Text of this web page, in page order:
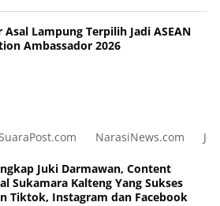
Lampung Terpilih Jadi ASEAN
Ambassador 2026
NarasiNews.com
Juki Darmawan, Content
Sukamara Kalteng Yang Sukses
Tiktok, Instagram dan Facebook